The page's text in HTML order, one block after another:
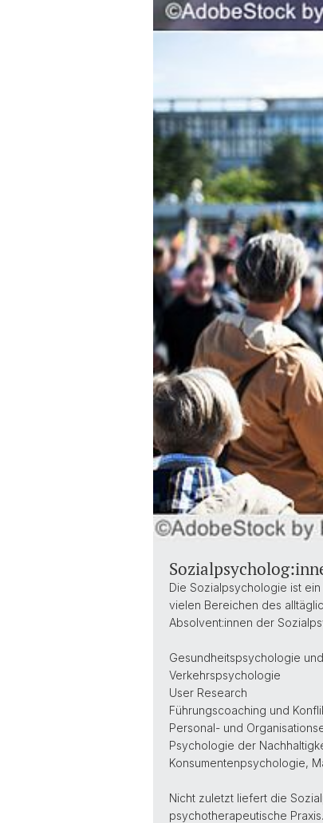
Die Sozialpsychologie ist
vielen Bereichen des
Absolvent:innen der
Gesundheitspsychologie
Verkehrspsychologie
User Research
Führungscoaching und
Personal- und
Psychologie der
Konsumentenpsychologie,
Nicht zuletzt liefert die
psychotherapeutische